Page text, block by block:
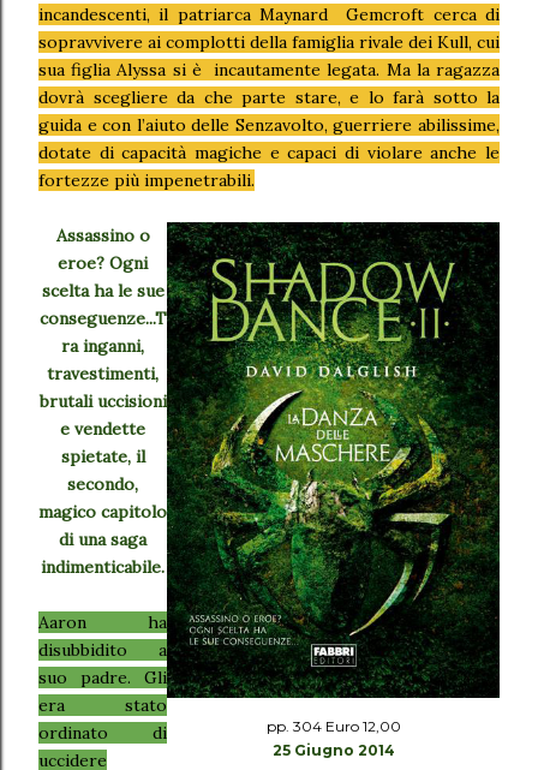
incandescenti, il patriarca Maynard Gemcroft cerca di
sopravvivere ai complotti della famiglia rivale dei Kull, cui
sua figlia Alyssa si è incautamente legata. Ma la ragazza
dovrà scegliere da che parte stare, e lo farà sotto la
guida e con l’aiuto delle Senzavolto, guerriere abilissime,
dotate di capacità magiche e capaci di violare anche le
fortezze più impenetrabili.
pp. 304 Euro 12,00
25 Giugno 2014
Assassino o
eroe? Ogni
scelta ha le sue
conseguenze...T
ra inganni,
travestimenti,
brutali uccisioni
e vendette
spietate, il
secondo,
magico capitolo
di una saga
indimenticabile.
Aaron ha
disubbidito a
suo padre. Gli
era stato
ordinato di
uccidere